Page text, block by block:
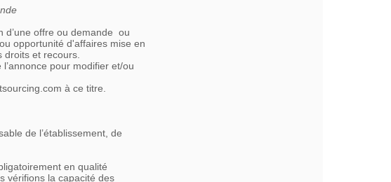
d’une offre ou demande ou
opportunité d'affaires mise en
et recours.
pour modifier et/ou
à ce titre.
de l’établissement, de
en qualité
vérifions la capacité des